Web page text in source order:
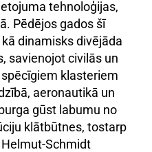
tehnoloģijas,
Pēdējos gados šī
dinamisks divējāda
savienojot civilās un
klasteriem
aeronautikā un
gūst labumu no
klātbūtnes, tostarp
Helmut-Schmidt